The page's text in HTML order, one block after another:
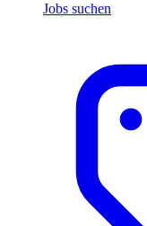
Jobs suchen